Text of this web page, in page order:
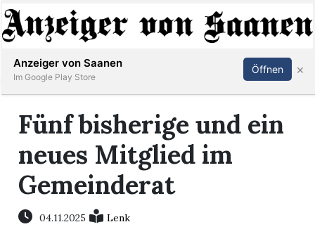
Abonnieren Anmelden
Fünf bisherige und ein
neues Mitglied im
Gemeinderat
04.11.2025 Lenk
Anzeiger von Saanen
Im Google Play Store
Öffnen ×